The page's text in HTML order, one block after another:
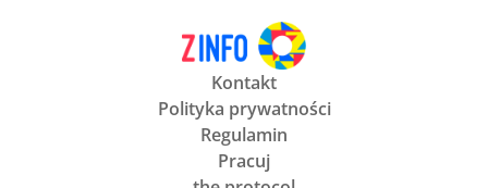
Kontakt
Polityka prywatności
Regulamin
Pracuj